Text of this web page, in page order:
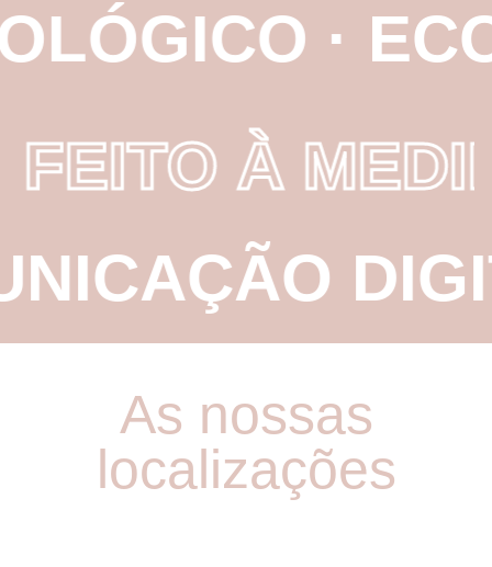
·
FEITO À
As nossas
localizações